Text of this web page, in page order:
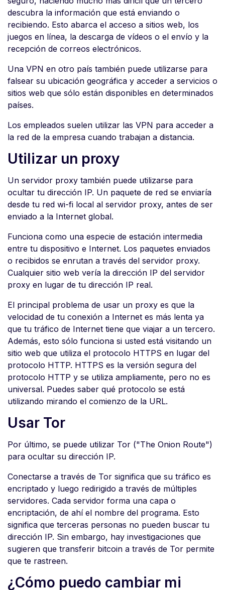
descubra la información que está enviando o
recibiendo. Esto abarca el acceso a sitios web, los
juegos en línea, la descarga de vídeos o el envío y la
recepción de correos electrónicos.
Una VPN en otro país también puede utilizarse para
falsear su ubicación geográfica y acceder a servicios o
sitios web que sólo están disponibles en determinados
países.
Los empleados suelen utilizar las VPN para acceder a
la red de la empresa cuando trabajan a distancia.
Utilizar un proxy
Un servidor proxy también puede utilizarse para
ocultar tu dirección IP. Un paquete de red se enviaría
desde tu red wi-fi local al servidor proxy, antes de ser
enviado a la Internet global.
Funciona como una especie de estación intermedia
entre tu dispositivo e Internet. Los paquetes enviados
o recibidos se enrutan a través del servidor proxy.
Cualquier sitio web vería la dirección IP del servidor
proxy en lugar de tu dirección IP real.
El principal problema de usar un proxy es que la
velocidad de tu conexión a Internet es más lenta ya
que tu tráfico de Internet tiene que viajar a un tercero.
Además, esto sólo funciona si usted está visitando un
sitio web que utiliza el protocolo HTTPS en lugar del
protocolo HTTP. HTTPS es la versión segura del
protocolo HTTP y se utiliza ampliamente, pero no es
universal. Puedes saber qué protocolo se está
utilizando mirando el comienzo de la URL.
Usar Tor
Por último, se puede utilizar Tor ("The Onion Route")
para ocultar su dirección IP.
Conectarse a través de Tor significa que su tráfico es
encriptado y luego redirigido a través de múltiples
servidores. Cada servidor forma una capa o
encriptación, de ahí el nombre del programa. Esto
significa que terceras personas no pueden buscar tu
dirección IP. Sin embargo, hay investigaciones que
sugieren que transferir bitcoin a través de Tor permite
que te rastreen.
¿Cómo puedo cambiar mi